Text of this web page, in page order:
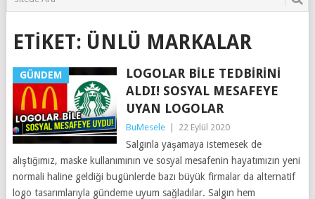
ETIKET: ÜNLÜ MARKALAR
GÜNDEM
LOGOLAR BILE TEDBIRINI
ALDI! SOSYAL MESAFEYE
UYAN LOGOLAR
BuMesele 22 Eylül 2020
Salgınla yaşamaya istemesek de
alıştığımız, maske kullanımının ve sosyal mesafenin hayatımızın yeni
normali haline geldiği bugünlerde bazı büyük firmalar da alternatif
logo tasarımlarıyla gündeme uyum sağladılar. Salgın hem